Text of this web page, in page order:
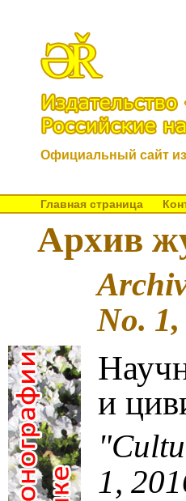
Официальный сайт
Главная страница
Архив
No.
и
1,